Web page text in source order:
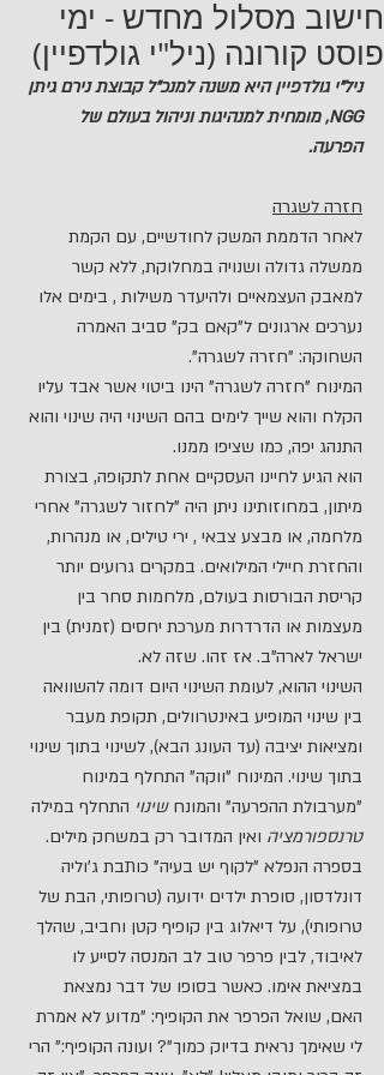
חישוב מסלול מחדש - ימי
פוסט קורונה (ניל"י גולדפיין)
ניל"י גולדפיין היא משנה למנכ"ל קבוצת נירם גיתן
NGG, מומחית למנהיגות וניהול בעולם של
הפרעה.
חזרה לשגרה
לאחר הדממת המשק לחודשיים, עם הקמת
ממשלה גדולה ושנויה במחלוקת, ללא קשר
למאבק העצמאיים ולהיעדר משילות , בימים אלו
נערכים ארגונים ל"קאם בק" סביב האמרה
השחוקה: "חזרה לשגרה".
המינוח "חזרה לשגרה" הינו ביטוי אשר אבד עליו
הקלח והוא שייך לימים בהם השינוי היה שינוי והוא
התנהג יפה, כמו שציפו ממנו.
הוא הגיע לחיינו העסקיים אחת לתקופה, בצורת
מיתון, במחוזותינו ניתן היה "לחזור לשגרה" אחרי
מלחמה, או מבצע צבאי , ירי טילים, או מנהרות,
והחזרת חיילי המילואים. במקרים גרועים יותר
קריסת הבורסות בעולם, מלחמות סחר בין
מעצמות או הדרדרות מערכת יחסים (זמנית) בין
ישראל לארה"ב. אז זהו. שזה לא.
השינוי ההוא, לעומת השינוי היום דומה להשוואה
בין שינוי המופיע באינטרוולים, תקופת מעבר
ומציאות יציבה (עד העונג הבא), לשינוי בתוך שינוי
בתוך שינוי. המינוח "ווקה" התחלף במינוח
"מערבולת ההפרעה" והמונח שינוי התחלף במילה
טרנספורמציה ואין המדובר רק במשחק מילים.
בספרה הנפלא "לקוף יש בעיה" כותבת ג'וליה
דונלדסון, סופרת ילדים ידועה (טרופותי, הבת של
טרופותי), על דיאלוג בין קופיף קטן וחביב, שהלך
לאיבוד, לבין פרפר טוב לב המנסה לסייע לו
במציאת אימו. כאשר בסופו של דבר נמצאת
האם, שואל הפרפר את הקופיף: "מדוע לא אמרת
לי שאימך נראית בדיוק כמוך"? ועונה הקופיף:" הרי